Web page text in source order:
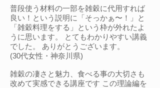
普段使う材料の一部を雑穀に代用すれば
良い！という説明に「そっかぁ〜！」と
「雑穀料理をする」という枠が外れたよ
うに思います。 とてもわかりやすい講義
でした。 ありがとうございます。
(30代女性・神奈川県)
雑穀の凄さと魅力、食べる事の大切さも
改めて実感できる講座です この理論編を